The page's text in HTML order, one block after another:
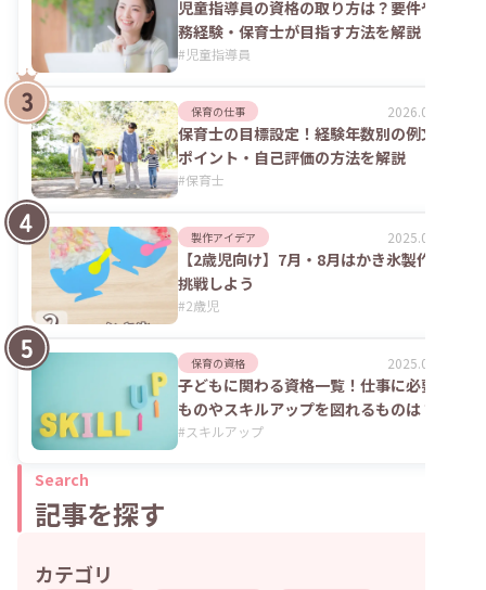
児童指導員の資格の取り方は？要件や実
務経験・保育士が目指す方法を解説
#児童指導員
保育の仕事 2026.02.09
保育士の目標設定！経験年数別の例文や
ポイント・自己評価の方法を解説
#保育士
製作アイデア 2025.09.04
【2歳児向け】7月・8月はかき氷製作に
挑戦しよう
#2歳児
保育の資格 2025.06.02
子どもに関わる資格一覧！仕事に必要な
ものやスキルアップを図れるものは？
#スキルアップ
Search
記事を探す
カテゴリ